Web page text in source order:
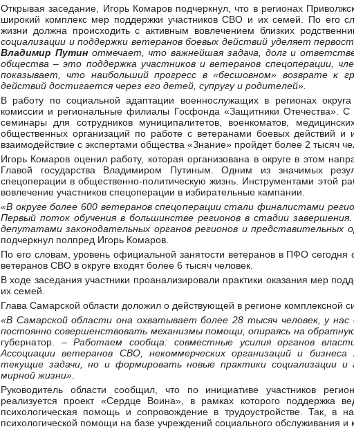
Открывая заседание, Игорь Комаров подчеркнул, что в регионах
широкий комплекс мер поддержки участников СВО и их семей. По его
жизни должна происходить с активным вовлечением близких
социализации и поддержки ветеранов боевых действий уделяет
Владимир Путинотмечает, что важнейшая задача, долг и
общества – это поддержка участников и ветеранов спецоперации,
показывает, что наибольший прогресс в «бесшовном» возврате к
действий достигается через его детей, супругу и родителей».
В работу по социальной адаптации военнослужащих в регионах
комиссии и региональные филиалы Госфонда «Защитники Отечества».
семинары для сотрудников муниципалитетов, военкоматов,
общественных организаций по работе с ветеранами боевых действий и
взаимодействие с экспертами общества «Знание» пройдет более 2 тысяч
Игорь Комаров оценил работу, которая организована в округе в этом
Главой государства Владимиром Путиным. Одним из значимых
спецоперации в общественно-политическую жизнь. Инструментами этой
вовлечение участников спецоперации в избирательные кампании.
«В округе более 600 ветеранов спецоперации стали финалистами
Первый поток обучения в большинстве регионов в стадии
депутатами законодательных органов регионов и представительных
подчеркнул полпред Игорь Комаров.
По его словам, уровень официальной занятости ветеранов в ПФО сегодня
ветеранов СВО в округе входят более 6 тысяч человек.
В ходе заседания участники проанализировали практики оказания мер
их семей.
Глава Самарской области доложил о действующей в регионе комплексной
«В Самарской области она охватывает более 28 тысяч человек, у
постоянно совершенствовать механизмы помощи, опираясь на
губернатор. –Работаем сообща: совместные усилия органов
Ассоциации ветеранов СВО, некоммерческих организаций и
текущие задачи, но и формировать новые практики социализации
мирной жизни»
Руководитель области сообщил, что по инициативе участников
реализуется проект «Сердце Воина», в рамках которого поддержка
психологическая помощь и сопровождение в трудоустройстве. Так, в
психологической помощи на базе учреждений социального обслуживания и